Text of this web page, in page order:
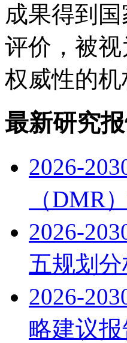
成果得到
评价，被
权威性的机
最新研究
2026-
（DMR
2026-
五规划
2026-
略建议报